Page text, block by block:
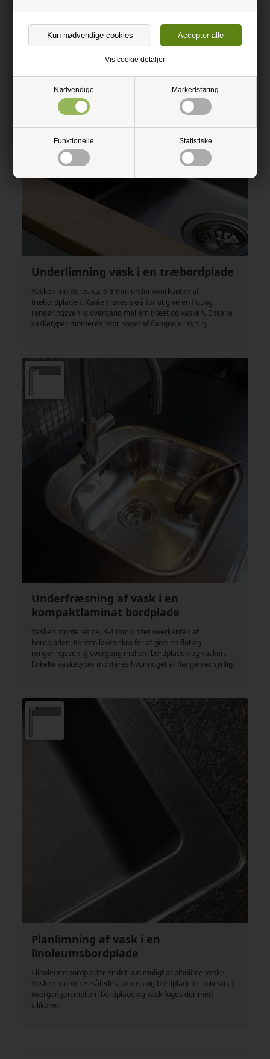
Nødvendige Markedsføring
Funktionelle Statistiske
Vis cookie detaljer
Underlimning vask i en træbordplade
Vasken monteres ca. 6-8 mm under overkanten af
træbordpladen. Kanten laves skrå for at give en flot og
rengøringsvenlig overgang mellem træet og vasken. Enkelte
vasketyper monteres hvor noget af flangen er synlig.
Underfræsning af vask i en
kompaktlaminat bordplade
Vasken monteres ca. 3-4 mm under overkanten af
bordpladen. Kanten laves skrå for at give en flot og
rengøringsvenlig overgang mellem bordpladen og vasken.
Enkelte vasketyper monteres hvor noget af flangen er synlig.
Planlimning af vask i en
linoleumsbordplade
I linoleumsbordplader er det kun muligt at planlime vaske.
Vasken monteres således, at vask og bordplade er i niveau. I
overgangen mellem bordplade og vask fuges der med
silikone.